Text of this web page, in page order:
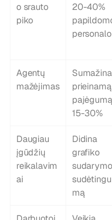
o srauto
piko
20-40%
personalo
Agentų
mažėjimas
Sumažina
prieinamą
pajėgumą
15-30%
Daugiau
įgūdžių
reikalavim
ai
Didina
grafiko
sudarymo
sudėtingu
mą